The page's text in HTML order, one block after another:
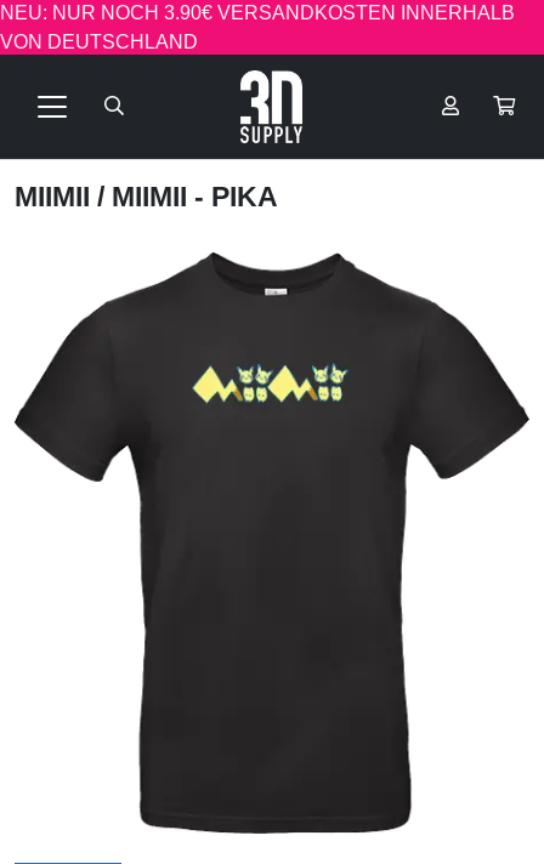
NEU: NUR NOCH 3.90€ VERSANDKOSTEN INNERHALB
VON DEUTSCHLAND
MIIMII / MIIMII - PIKA